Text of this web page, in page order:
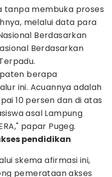
membuka proses
melalui data para
Berdasarkan
Berdasarkan
berapa
ini. Acuannya adalah
10 persen dan di atas
asal Lampung
papar Pugeg.
pendidikan
skema afirmasi ini,
pemerataan akses